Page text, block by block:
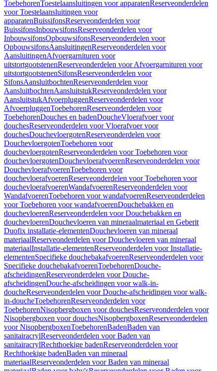
ToebehorenToestelaansluitingen voor apparatenReserveonderdelen
voor Toestelaansluitingen voor
apparatenBuissifonsReserveonderdelen voor
BuissifonsInbouwsifonsReserveonderdelen voor
InbouwsifonsOpbouwsifonsReserveonderdelen voor
OpbouwsifonsAansluitingenReserveonderdelen voor
AansluitingenAfvoergarnituren voor
uitstortgootstenenReserveonderdelen voor Afvoergarnituren voor
uitstortgootstenenSifonsReserveonderdelen voor
SifonsAansluitbochtenReserveonderdelen voor
AansluitbochtenAansluitstukReserveonderdelen voor
AansluitstukAfvoerpluggenReserveonderdelen voor
AfvoerpluggenToebehorenReserveonderdelen voor
ToebehorenDouches en badenDoucheVloerafvoer voor
douchesReserveonderdelen voor Vloerafvoer voor
douchesDouchevloergotenReserveonderdelen voor
DouchevloergotenToebehoren voor
douchevloergotenReserveonderdelen voor Toebehoren voor
douchevloergotenDouchevloerafvoerenReserveonderdelen voor
DouchevloerafvoerenToebehoren voor
douchevloerafvoerenReserveonderdelen voor Toebehoren voor
douchevloerafvoerenWandafvoerenReserveonderdelen voor
WandafvoerenToebehoren voor wandafvoerenReserveonderdelen
voor Toebehoren voor wandafvoerenDouchebakken en
douchevloerenReserveonderdelen voor Douchebakken en
douchevloerenDouchevloeren van mineraalmateriaal en Geberit
Duofix installatie-elementenDouchevloeren van mineraal
materiaalReserveonderdelen voor Douchevloeren van mineraal
materiaalInstallatie-elementenReserveonderdelen voor Installatie-
elementenSpecifieke douchebakafvoerenReserveonderdelen voor
Specifieke douchebakafvoerenToebehorenDouche-
afscheidingenReserveonderdelen voor Douche-
afscheidingenDouche-afscheidingen voor walk-in-
doucheReserveonderdelen voor Douche-afscheidingen voor walk-
in-doucheToebehorenReserveonderdelen voor
ToebehorenNisopbergboxen voor douchesReserveonderdelen voor
Nisopbergboxen voor douchesNisopbergboxenReserveonderdelen
voor NisopbergboxenToebehorenBadenBaden van
sanitairacrylReserveonderdelen voor Baden van
sanitairacrylRechthoekige badenReserveonderdelen voor
Rechthoekige badenBaden van mineraal
materiaalReserveonderdelen voor Baden van mineraal